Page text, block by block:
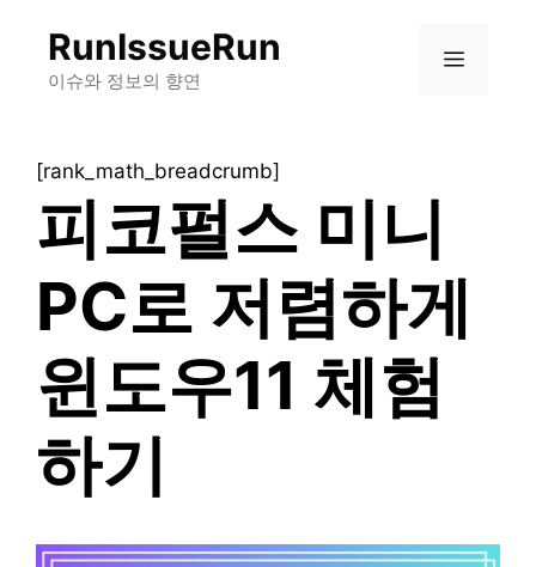
RunIssueRun
이슈와 정보의 향연
메
[rank_math_breadcrumb]
피코펄스 미니
PC로 저렴하게
윈도우11 체험
하기